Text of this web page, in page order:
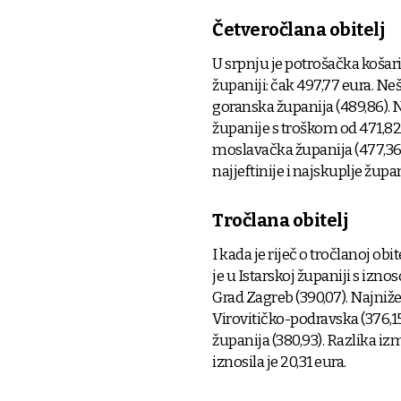
Četveročlana obitelj
U srpnju je potrošačka
županiji: čak 497,77 eura.
goranska županija
županije s troškom od
moslavačka županija
najjeftinije i najskuplje
Tročlana obitelj
I kada je riječ o tročlanoj
je u Istarskoj županiji s
Grad Zagreb (390,07).
Virovitičko-podravska
županija (380,93). Razlika
iznosila je 20,31 eura.